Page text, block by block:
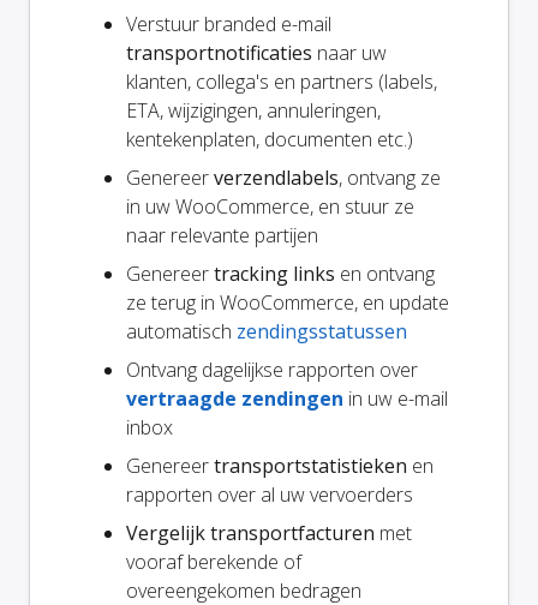
Verstuur branded e-mail
transportnotificaties naar uw
klanten, collega's en partners (labels,
ETA, wijzigingen, annuleringen,
kentekenplaten, documenten etc.)
Genereerverzendlabels, ontvang ze
in uw WooCommerce, en stuur ze
naar relevante partijen
Genereertracking links en ontvang
ze terug in WooCommerce, en update
automatisch zendingsstatussen
Ontvang dagelijkse rapporten over
vertraagde zendingen in uw e-mail
inbox
Genereertransportstatistieken en
rapporten over al uw vervoerders
Vergelijk transportfacturen met
vooraf berekende of
overeengekomen bedragen